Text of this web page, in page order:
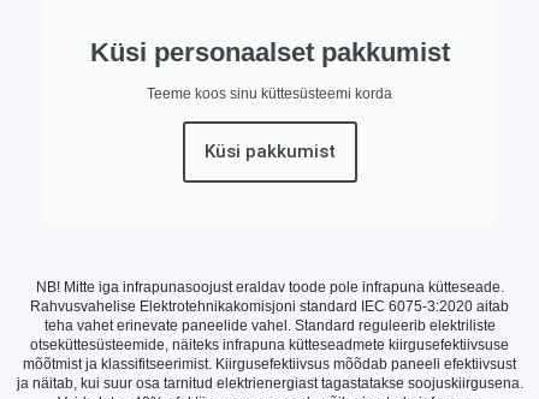
Küsi personaalset pakkumist
Teeme koos sinu küttesüsteemi korda
Küsi pakkumist
NB! Mitte iga infrapunasoojust eraldav toode pole infrapuna kütteseade.
Rahvusvahelise Elektrotehnikakomisjoni standard IEC 6075-3:2020 aitab
teha vahet erinevate paneelide vahel. Standard reguleerib elektriliste
otseküttesüsteemide, näiteks infrapuna kütteseadmete kiirgusefektiivsuse
mõõtmist ja klassifitseerimist. Kiirgusefektiivsus mõõdab paneeli efektiivsust
ja näitab, kui suur osa tarnitud elektrienergiast tagastatakse soojuskiirgusena.